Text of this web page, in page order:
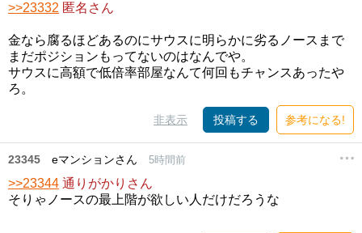
>>23332 匿名さん
金なら腐るほどあるのにサウスに明らかに劣るノースまで
まだポジションもってないのはなんでや。
サウスに高額で低倍率部屋なんて何回もチャンスあったや
ろ。
非表示 投稿する 参考になる!
23345 eマンションさん 5時間前
>>23344 通りがかりさん
そりゃノースの最上階が欲しい人だけだろうな